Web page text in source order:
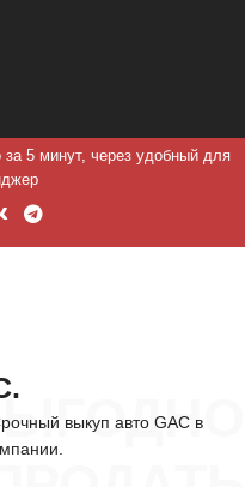
5 минут, через удобный для
выкуп авто GAC в